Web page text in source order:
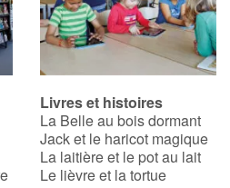
Livres et histoires
La Belle au bois dormant
Jack et le haricot magique
La laitière et le pot au lait
Le lièvre et la tortue